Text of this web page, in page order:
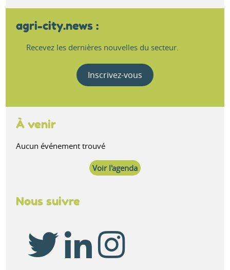
agri-city.news :
Recevez les dernières nouvelles du secteur.
Inscrivez-vous
À venir
Aucun événement trouvé
Voir l'agenda
Nous suivre